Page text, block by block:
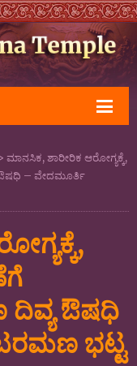
ಮಾನಸಿಕ, ಶಾರೀರಿಕ ಆರೋಗ್ಯಕ್ಕೆ,
ಔಷಧಿ – ವೇದಮೂರ್ತಿ
ದಿವ್ಯ ಔಷಧಿ
ಭಟ್ಟ